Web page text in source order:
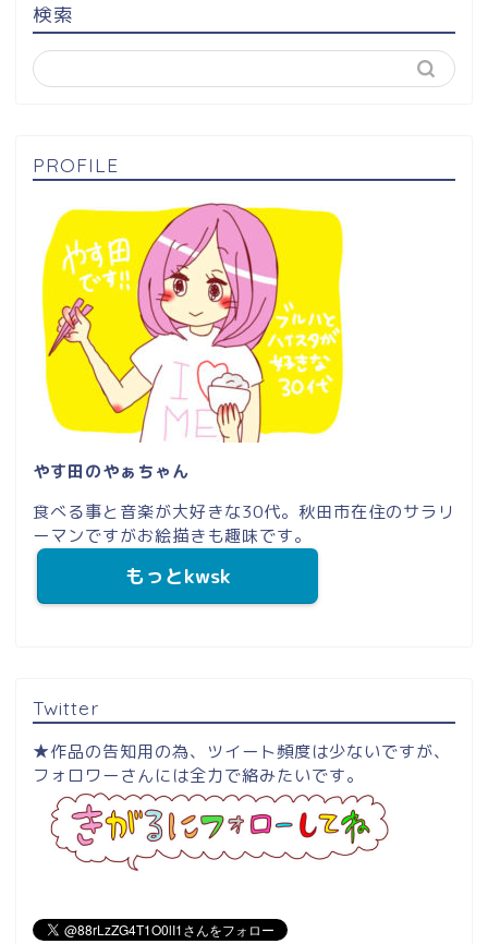
検索
PROFILE
やす田のやぁちゃん
食べる事と音楽が大好きな30代。秋田市在住のサラリ
ーマンですがお絵描きも趣味です。
もっとkwsk
Twitter
★作品の告知用の為、ツイート頻度は少ないですが、
フォロワーさんには全力で絡みたいです。